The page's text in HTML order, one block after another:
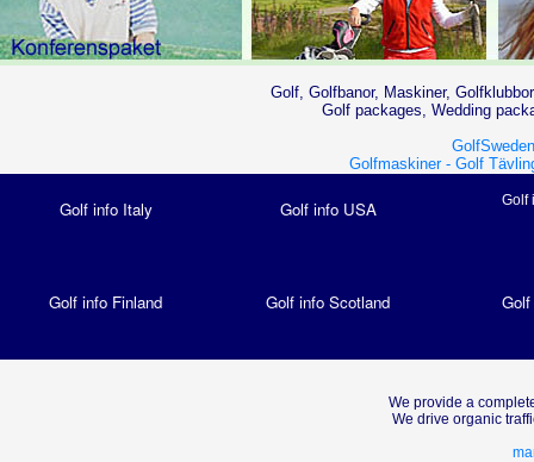
Golf, Golfbanor, Maskiner,
Golf packages, Wedding
Golfmaskiner - Golf
Golf info Italy Golf info USA Golf
Golf info Finland Golf info Scotland
We provide a
We drive organic